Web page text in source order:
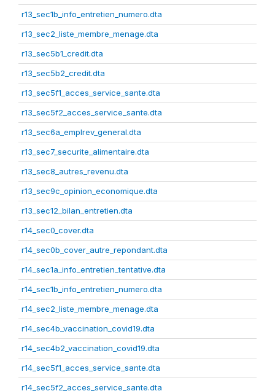
r13_sec1b_info_entretien_numero.dta
r13_sec2_liste_membre_menage.dta
r13_sec5b1_credit.dta
r13_sec5b2_credit.dta
r13_sec5f1_acces_service_sante.dta
r13_sec5f2_acces_service_sante.dta
r13_sec6a_emplrev_general.dta
r13_sec7_securite_alimentaire.dta
r13_sec8_autres_revenu.dta
r13_sec9c_opinion_economique.dta
r13_sec12_bilan_entretien.dta
r14_sec0_cover.dta
r14_sec0b_cover_autre_repondant.dta
r14_sec1a_info_entretien_tentative.dta
r14_sec1b_info_entretien_numero.dta
r14_sec2_liste_membre_menage.dta
r14_sec4b_vaccination_covid19.dta
r14_sec4b2_vaccination_covid19.dta
r14_sec5f1_acces_service_sante.dta
r14_sec5f2_acces_service_sante.dta